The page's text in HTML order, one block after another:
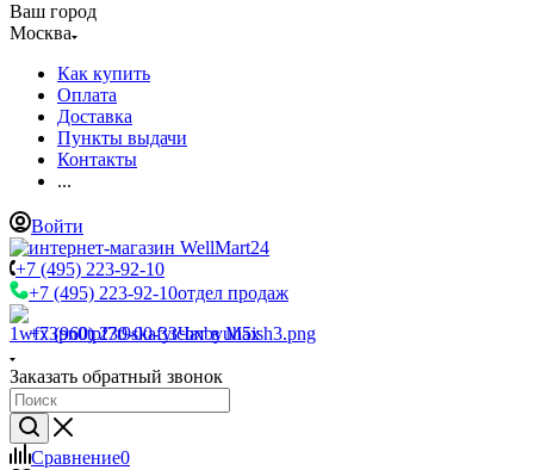
Ваш город
Москва
Как купить
Оплата
Доставка
Пункты выдачи
Контакты
...
Войти
+7 (495) 223-92-10
+7 (495) 223-92-10отдел продаж
+7 (960) 230-00-33Чат в Max
Заказать обратный звонок
Сравнение0